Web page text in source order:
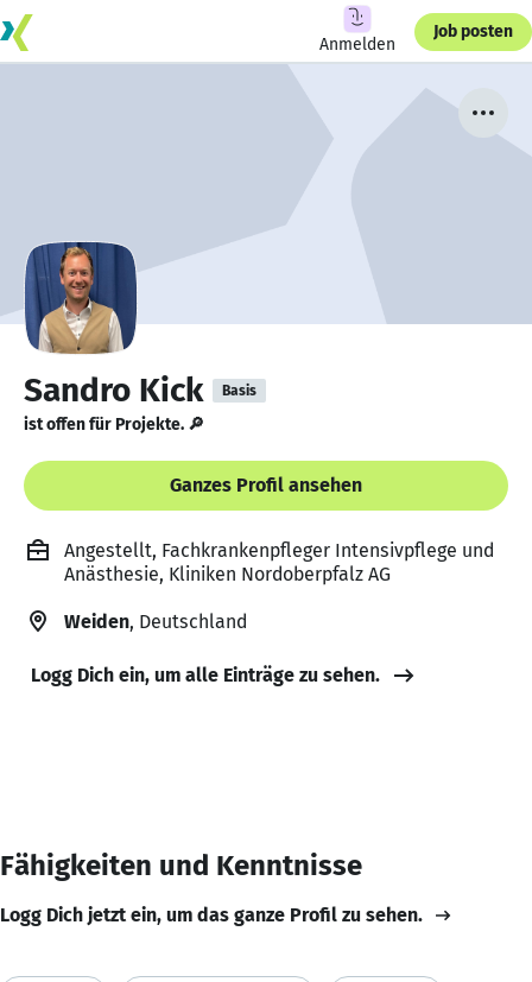
Anmelden
Job posten
Sandro Kick Basis
ist offen für Projekte. 🔎
Ganzes Profil ansehen
Angestellt, Fachkrankenpfleger Intensivpflege und
Anästhesie, Kliniken Nordoberpfalz AG
Weiden, Deutschland
Logg Dich ein, um alle Einträge zu sehen.
Fähigkeiten und Kenntnisse
Logg Dich jetzt ein, um das ganze Profil zu sehen.